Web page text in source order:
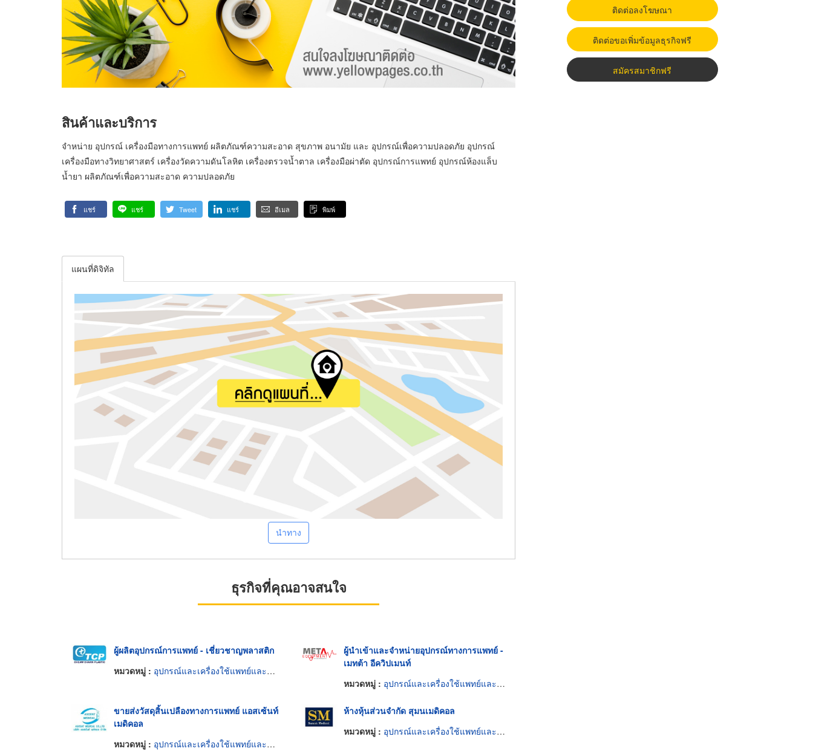
สินค้าและบริการ
จำหน่าย อุปกรณ์ เครื่องมือทางการแพทย์ ผลิตภัณฑ์ความสะอาด สุขภาพ อนามัย และ อุปกรณ์เพื่อความปลอดภัย อุปกรณ์
เครื่องมือทางวิทยาศาสตร์ เครื่องวัดความดันโลหิต เครื่องตรวจน้ำตาล เครื่องมือผ่าตัด อุปกรณ์การแพทย์ อุปกรณ์ห้องแล็บ
น้ำยา ผลิตภัณฑ์เพื่อความสะอาด ความปลอดภัย
แชร์ แชร์ Tweet แชร์ อีเมล พิมพ์
แผนที่ดิจิทัล
นำทาง
ธุรกิจที่คุณอาจสนใจ
ผู้ผลิตอุปกรณ์การแพทย์ - เชี่ยวชาญพลาสติก
หมวดหมู่ : อุปกรณ์และเครื่องใช้แพทย์และศัลยแพทย์
ผู้นำเข้าและจำหน่ายอุปกรณ์ทางการแพทย์ -
เมทต้า อีควิปเมนท์
หมวดหมู่ : อุปกรณ์และเครื่องใช้แพทย์และศัลยแพทย์
ขายส่งวัสดุสิ้นเปลืองทางการแพทย์ แอสเซ้นท์
เมดิคอล
หมวดหมู่ : อุปกรณ์และเครื่องใช้แพทย์และศัลยแพทย์
ห้างหุ้นส่วนจำกัด สุมนเมดิคอล
หมวดหมู่ : อุปกรณ์และเครื่องใช้แพทย์และศัลยแพทย์
ติดต่อลงโฆษณา
ติดต่อขอเพิ่มข้อมูลธุรกิจฟรี
สมัครสมาชิกฟรี